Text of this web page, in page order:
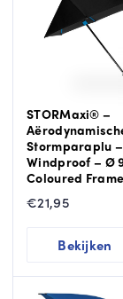
STORMaxi® –
Stormparaplu –
Windproof – Ø
Coloured
€21,95
Bekijken